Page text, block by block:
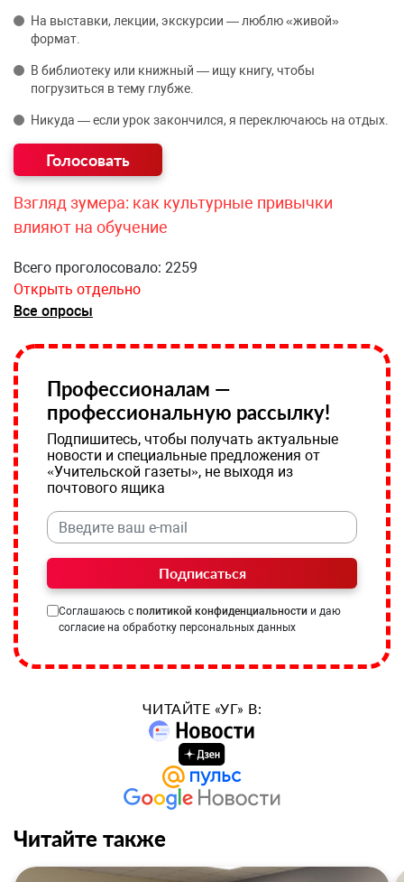
На выставки, лекции, экскурсии — люблю «живой»
формат.
В библиотеку или книжный — ищу книгу, чтобы
погрузиться в тему глубже.
Никуда — если урок закончился, я переключаюсь на отдых.
Взгляд зумера: как культурные привычки
влияют на обучение
Всего проголосовало: 2259
Открыть отдельно
Все опросы
Профессионалам —
профессиональную рассылку!
Подпишитесь, чтобы получать актуальные
новости и специальные предложения от
«Учительской газеты», не выходя из
почтового ящика
Подписаться
Соглашаюсь с политикой конфиденциальности и даю
согласие на обработку персональных данных
ЧИТАЙТЕ «УГ» В:
Читайте также